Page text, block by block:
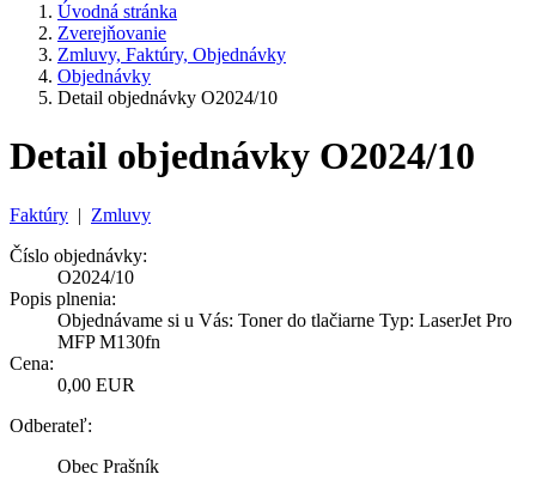
Úvodná stránka
Zverejňovanie
Zmluvy, Faktúry, Objednávky
Objednávky
Detail objednávky O2024/10
Detail objednávky O2024/10
Faktúry | Zmluvy
Číslo objednávky:
O2024/10
Popis plnenia:
Objednávame si u Vás: Toner do tlačiarne Typ: LaserJet Pro
MFP M130fn
Cena:
0,00 EUR
Odberateľ:
Obec Prašník